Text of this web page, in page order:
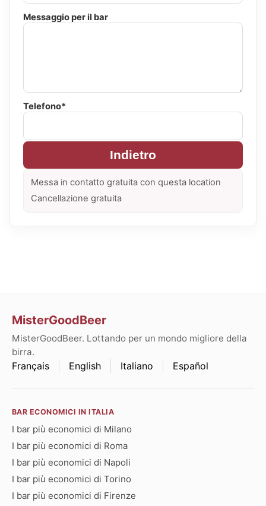
Messaggio per il bar
Telefono*
Indietro
Messa in contatto gratuita con questa location
Cancellazione gratuita
MisterGoodBeer
MisterGoodBeer. Lottando per un mondo migliore della
birra.
Français English Italiano Español
BAR ECONOMICI IN ITALIA
I bar più economici di Milano
I bar più economici di Roma
I bar più economici di Napoli
I bar più economici di Torino
I bar più economici di Firenze